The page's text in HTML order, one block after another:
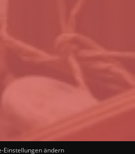
Einstellungen ändern